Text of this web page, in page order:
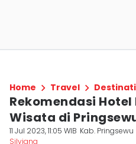
Home Travel
Rekomendasi
Wisata di
11 Jul 2023, 11:05 WIB Kab. Pringsewu
Silviana